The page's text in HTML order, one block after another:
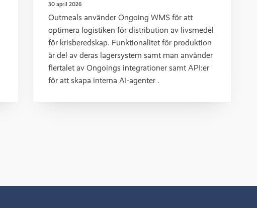
30 april 2026
Outmeals använder Ongoing WMS för att
optimera logistiken för distribution av livsmedel
för krisberedskap. Funktionalitet för produktion
är del av deras lagersystem samt man använder
flertalet av Ongoings integrationer samt API:er
för att skapa interna AI-agenter .